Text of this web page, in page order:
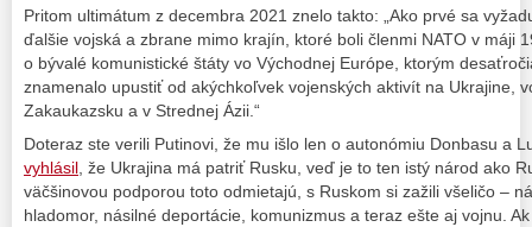
Pritom ultimátum z decembra 2021 znelo takto: „Ako prvé sa
ďalšie vojská a zbrane mimo krajín, ktoré boli členmi NATO v máji
o bývalé komunistické štáty vo Východnej Európe, ktorým
znamenalo upustiť od akýchkoľvek vojenských aktivít na Ukrajine,
Zakaukazsku a v Strednej Ázii.“
Doteraz ste verili Putinovi, že mu išlo len o autonómiu Donbasu a
vyhlásil , že Ukrajina má patriť Rusku, veď je to ten istý národ ako
väčšinovou podporou toto odmietajú, s Ruskom si zažili všeličo –
hladomor, násilné deportácie, komunizmus a teraz ešte aj vojnu.